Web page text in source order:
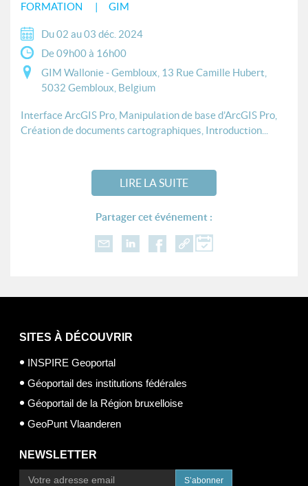
FORMATION GIM
Du 02 au 03 déc. 2024
De 09h00 à 16h00
GIM Wallonie - Gembloux, 13 Rue Camille Hubert,
5032 Gembloux, Belgium
Interface ArcGIS Pro, Manipulation de base d’ArcGIS Pro,
Création de documents cartographiques, Introduction...
LIRE LA SUITE
Partager cet événement :
SITES À DÉCOUVRIR
INSPIRE Geoportal
Géoportail des institutions fédérales
Géoportail de la Région bruxelloise
GeoPunt Vlaanderen
NEWSLETTER
S’abonner